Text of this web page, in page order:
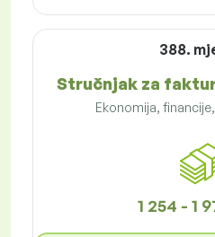
388.
Stručnjak za
Ekonomija,
1 254 - 1